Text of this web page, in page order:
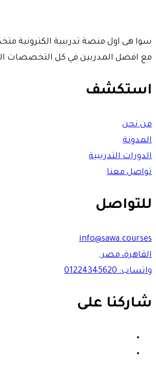
سوا هى اول منصة تدرببية الكترونية
مع افضل المدربين في كل التخصصات
استكشف
من نحن
المدونة
الدورات التدريبية
تواصل معنا
للتواصل
info@sawa.courses
القاهرة، مصر.
واتساب: 01224345620
شاركنا على